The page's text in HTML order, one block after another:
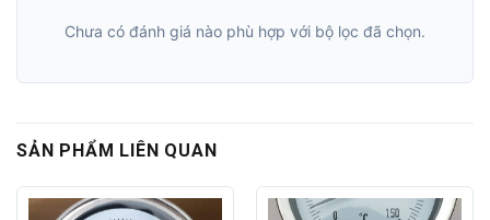
Chưa có đánh giá nào phù hợp với bộ lọc đã chọn.
SẢN PHẨM LIÊN QUAN